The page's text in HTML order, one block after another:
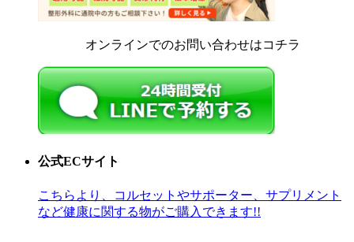
オンラインでのお問い合わせはコチラ
公式ECサイト
こちらより、コルセットやサポーター、サプリメント
など健康に関する物がご購入できます!!